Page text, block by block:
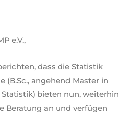
e.V.,
dass die Statistik
(B.Sc., angehend Master in
bieten nun, weiterhin
Beratung an und verfügen